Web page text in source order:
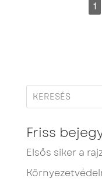
1
Friss
Elsős siker a